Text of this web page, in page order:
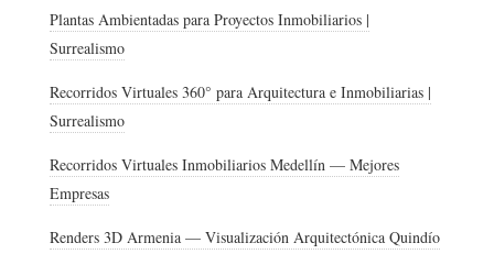
Plantas Ambientadas para Proyectos Inmobiliarios |
Surrealismo
Recorridos Virtuales 360° para Arquitectura e Inmobiliarias |
Surrealismo
Recorridos Virtuales Inmobiliarios Medellín — Mejores
Empresas
Renders 3D Armenia — Visualización Arquitectónica Quindío